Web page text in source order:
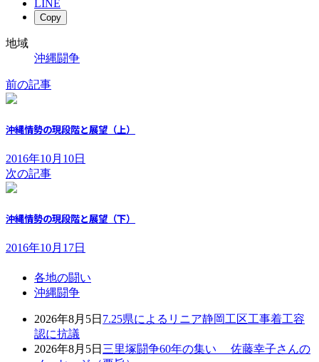
LINE
Copy
地域
沖縄闘争
前の記事
沖縄情勢の現段階と展望（上）
2016年10月10日
次の記事
沖縄情勢の現段階と展望（下）
2016年10月17日
各地の闘い
沖縄闘争
2026年8月5日 7.25県によるリニア静岡工区工事着工容
認に抗議
2026年8月5日 三里塚闘争60年の集い 佐藤幸子さんの